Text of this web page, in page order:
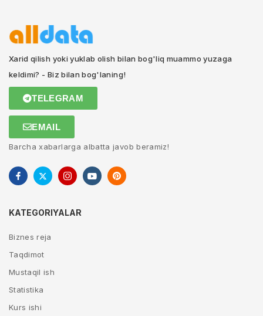
Xarid qilish yoki yuklab olish bilan bog'liq muammo yuzaga
keldimi? - Biz bilan bog'laning!
TELEGRAM
EMAIL
Barcha xabarlarga albatta javob beramiz!
KATEGORIYALAR
Biznes reja
Taqdimot
Mustaqil ish
Statistika
Kurs ishi